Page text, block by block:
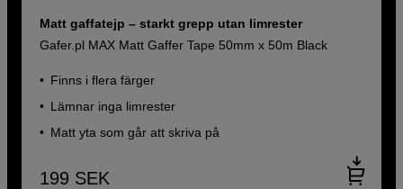
Matt gaffatejp – starkt grepp utan limrester
Gafer.pl MAX Matt Gaffer Tape 50mm x 50m Black
Finns i flera färger
Lämnar inga limrester
Matt yta som går att skriva på
199 SEK